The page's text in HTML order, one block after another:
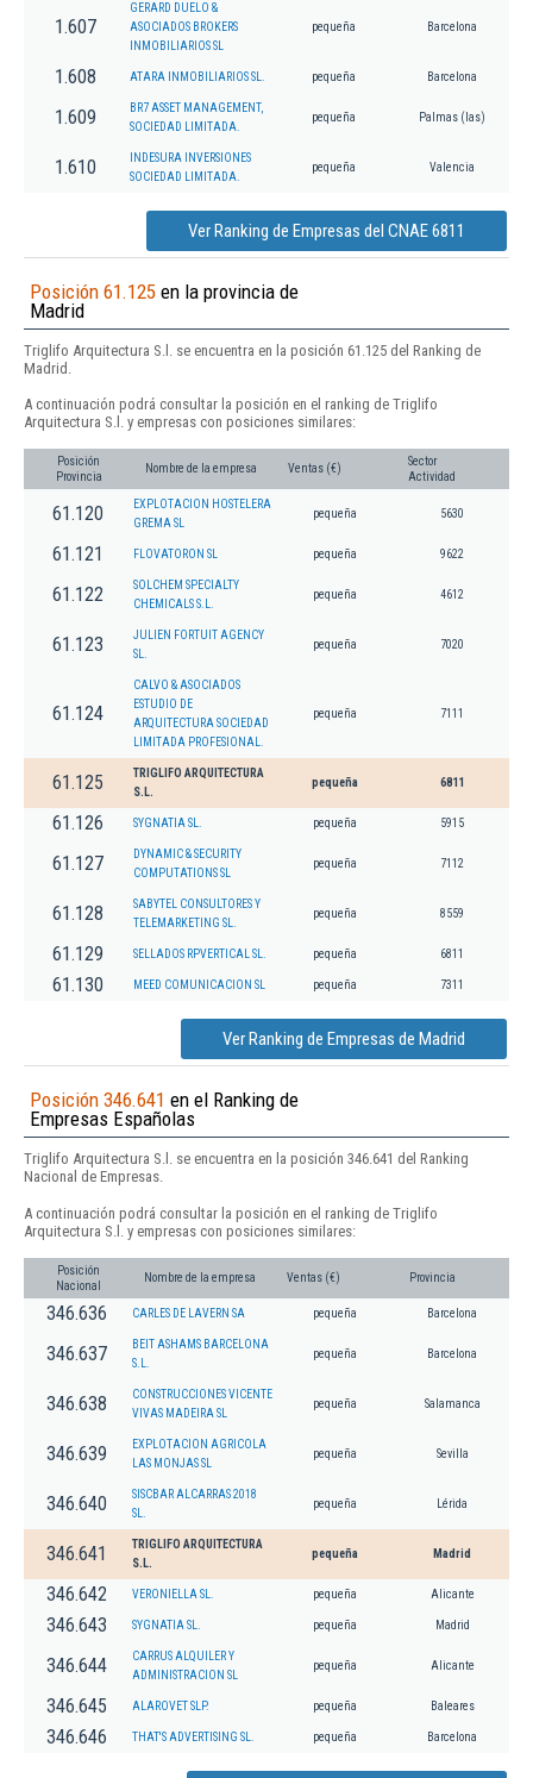
1.607
GERARD DUELO &
ASOCIADOS BROKERS
INMOBILIARIOS SL
pequeña Barcelona
1.608 ATARA INMOBILIARIOS SL. pequeña Barcelona
1.609
BR7 ASSET MANAGEMENT,
SOCIEDAD LIMITADA.
pequeña Palmas (las)
1.610
INDESURA INVERSIONES
SOCIEDAD LIMITADA.
pequeña Valencia
Ver Ranking de Empresas del CNAE 6811
Posición 61.125 en la provincia de
Madrid
Triglifo Arquitectura S.l. se encuentra en la posición 61.125 del Ranking de
Madrid.
A continuación podrá consultar la posición en el ranking de Triglifo
Arquitectura S.l. y empresas con posiciones similares:
Posición
Provincia
Nombre de la empresa Ventas (€)
Sector
Actividad
61.120
EXPLOTACION HOSTELERA
GREMA SL
pequeña 5630
61.121 FLOVATORON SL pequeña 9622
61.122
SOLCHEM SPECIALTY
CHEMICALS S.L.
pequeña 4612
61.123
JULIEN FORTUIT AGENCY
SL.
pequeña 7020
61.124
CALVO & ASOCIADOS
ESTUDIO DE
ARQUITECTURA SOCIEDAD
LIMITADA PROFESIONAL.
pequeña 7111
61.125
TRIGLIFO ARQUITECTURA
S.L.
pequeña 6811
61.126 SYGNATIA SL. pequeña 5915
61.127
DYNAMIC & SECURITY
COMPUTATIONS SL
pequeña 7112
61.128
SABYTEL CONSULTORES Y
TELEMARKETING SL.
pequeña 8559
61.129 SELLADOS RPVERTICAL SL. pequeña 6811
61.130 MEED COMUNICACION SL pequeña 7311
Ver Ranking de Empresas de Madrid
Posición 346.641 en el Ranking de
Empresas Españolas
Triglifo Arquitectura S.l. se encuentra en la posición 346.641 del Ranking
Nacional de Empresas.
A continuación podrá consultar la posición en el ranking de Triglifo
Arquitectura S.l. y empresas con posiciones similares:
Posición
Nacional
Nombre de la empresa Ventas (€) Provincia
346.636 CARLES DE LAVERN SA pequeña Barcelona
346.637
BEIT ASHAMS BARCELONA
S.L.
pequeña Barcelona
346.638
CONSTRUCCIONES VICENTE
VIVAS MADEIRA SL
pequeña Salamanca
346.639
EXPLOTACION AGRICOLA
LAS MONJAS SL
pequeña Sevilla
346.640
SISCBAR ALCARRAS 2018
SL.
pequeña Lérida
346.641
TRIGLIFO ARQUITECTURA
S.L.
pequeña Madrid
346.642 VERONIELLA SL. pequeña Alicante
346.643 SYGNATIA SL. pequeña Madrid
346.644
CARRUS ALQUILER Y
ADMINISTRACION SL
pequeña Alicante
346.645 ALAROVET SLP. pequeña Baleares
346.646 THAT'S ADVERTISING SL. pequeña Barcelona